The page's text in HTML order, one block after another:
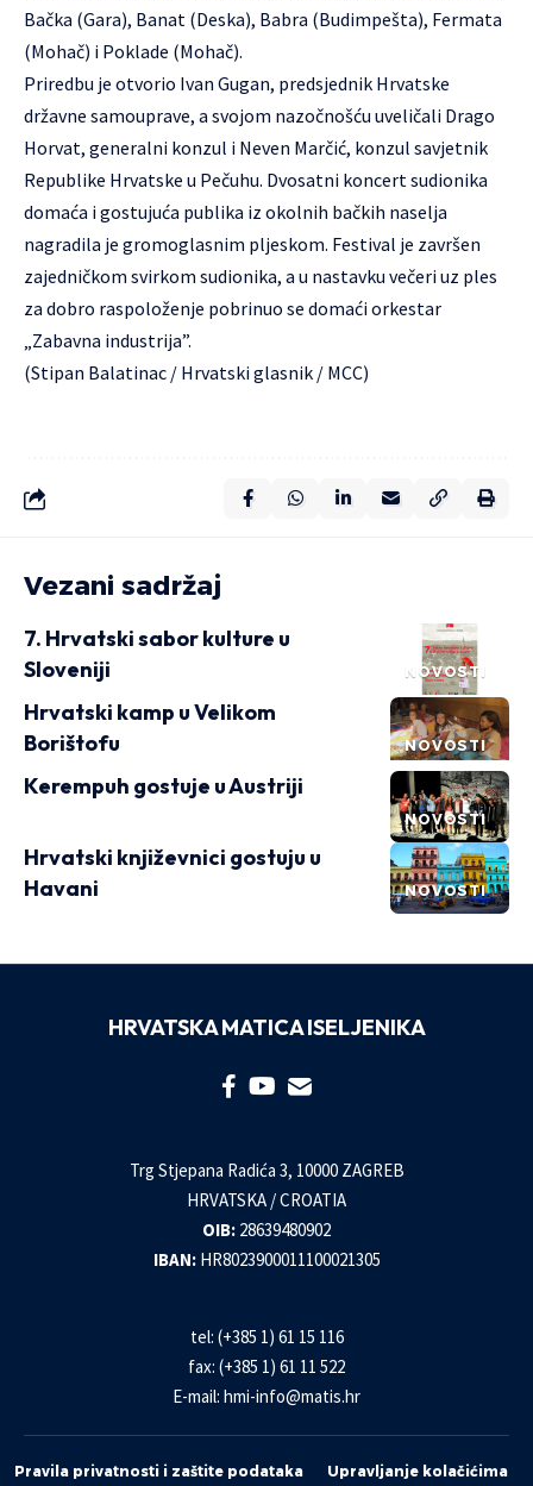
Bačka (Gara), Banat (Deska), Babra (Budimpešta), Fermata
(Mohač) i Poklade (Mohač).
Priredbu je otvorio Ivan Gugan, predsjednik Hrvatske
državne samouprave, a svojom nazočnošću uveličali Drago
Horvat, generalni konzul i Neven Marčić, konzul savjetnik
Republike Hrvatske u Pečuhu. Dvosatni koncert sudionika
domaća i gostujuća publika iz okolnih bačkih naselja
nagradila je gromoglasnim pljeskom. Festival je završen
zajedničkom svirkom sudionika, a u nastavku večeri uz ples
za dobro raspoloženje pobrinuo se domaći orkestar
„Zabavna industrija”.
(Stipan Balatinac / Hrvatski glasnik / MCC)
Vezani sadržaj
NOVOSTI
7. Hrvatski sabor kulture u
Sloveniji
NOVOSTI
Hrvatski kamp u Velikom
Borištofu
NOVOSTI
Kerempuh gostuje u Austriji
NOVOSTI
Hrvatski književnici gostuju u
Havani
HRVATSKA MATICA ISELJENIKA
Trg Stjepana Radića 3, 10000 ZAGREB
HRVATSKA / CROATIA
OIB: 28639480902
IBAN: HR8023900011100021305
tel: (+385 1) 61 15 116
fax: (+385 1) 61 11 522
E-mail: hmi-info@matis.hr
Pravila privatnosti i zaštite podataka
Upravljanje kolačićima